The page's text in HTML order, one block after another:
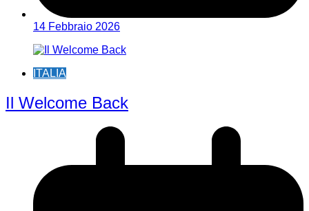
14 Febbraio 2026
ITALIA
Il Welcome Back